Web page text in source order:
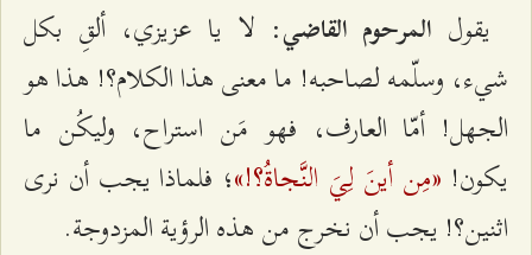
يقول المرحوم القاضي: لا يا عزيزي، ألقِ بكل
شيء، وسلّمه لصاحبه! ما معنى هذا الكلام؟! هذا هو
الجهل! أمّا العارف، فهو مَن استراح، وليكُن ما
يكون! «مِن أينَ لِيَ النَّجاةُ؟!»؛ فلماذا يجب أن نرى
اثنين؟! يجب أن نخرج من هذه الرؤية المزدوجة.